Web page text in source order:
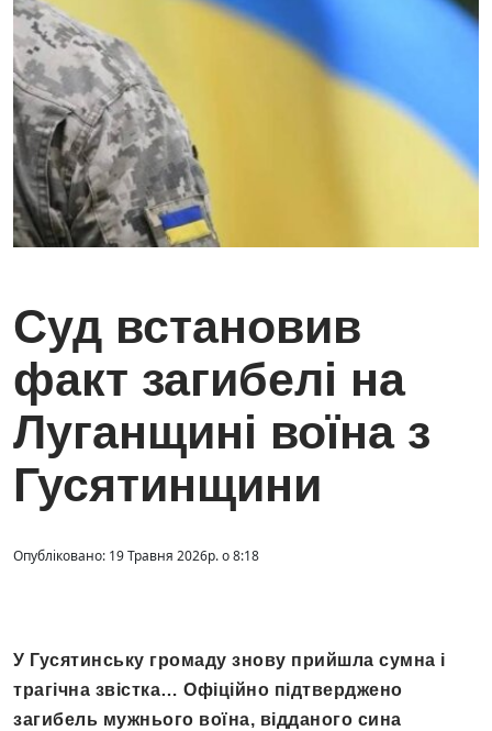
Суд встановив
факт загибелі на
Луганщині воїна з
Гусятинщини
Опубліковано: 19 Травня 2026р. о 8:18
У Гусятинську громаду знову прийшла сумна і
трагічна звістка… Офіційно підтверджено
загибель мужнього воїна, відданого сина